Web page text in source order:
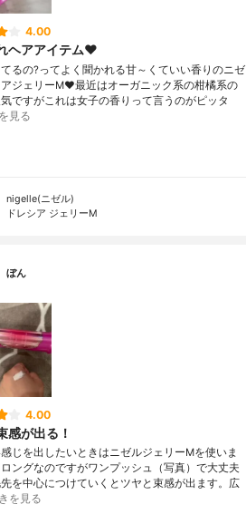
4.00
ヘアアイテム❤️
るの?ってよく聞かれる甘～くていい香りのニゼ
ジェリーM❤️最近はオーガニック系の柑橘系の
ですがこれは女子の香りって言うのがピッタ
見る
nigelle(ニゼル)
ドレシア ジェリーM
ぼん
4.00
感が出る！
じを出したいときはニゼルジェリーMを使いま
ングなのですがワンプッシュ（写真）で大丈夫
を中心につけていくとツヤと束感が出ます。広
を見る